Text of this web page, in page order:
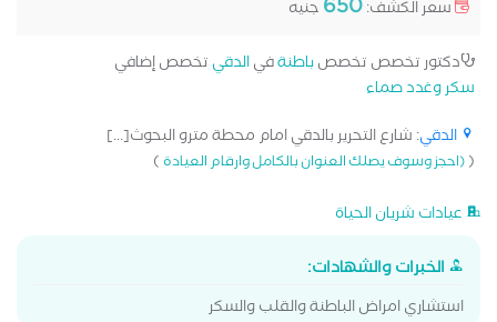
سعر الكشف:650 جنيه
دكتور تخصص تخصصباطنةفيالدقي تخصص إضافي
سكر وغدد صماء
الدقي: شارع التحرير بالدقي امام محطة مترو البحوث[...]
((احجز وسوف يصلك العنوان بالكامل وارقام العيادة)
عيادات شريان الحياة
الخبرات والشهادات:
استشاري امراض الباطنة والقلب والسكر